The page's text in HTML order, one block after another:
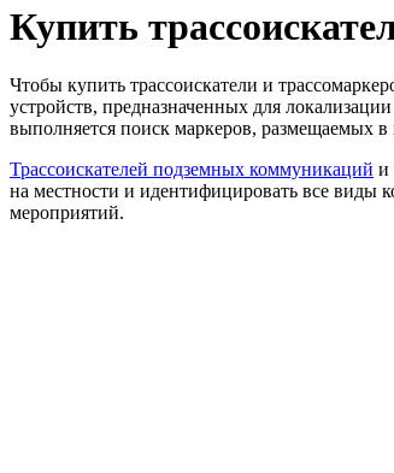
Купить
Чтобы купить трассоискатели и
устройств, предназначенных для
выполняется поиск маркеров, размещаемых
Трассоискателей подземных коммуникаций и
на местности и идентифицировать все виды
мероприятий.